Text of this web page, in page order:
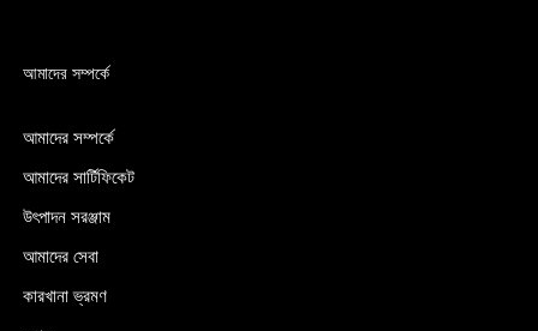
আমাদের সম্পর্কে
আমাদের সম্পর্কে
আমাদের সার্টিফিকেট
উৎপাদন সরঞ্জাম
আমাদের সেবা
কারখানা ভ্রমণ